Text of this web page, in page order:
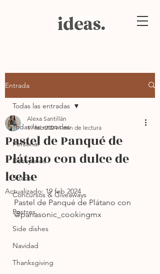
Entrada
Todas las entradas
Personal
Desayunos
Snacks
Concursos & Giveaways
Postres
Side dishes
Navidad
Thanksgiving
Todas las entradas
Pastel de Panqué de
Plátano con dulce de
leche
Alexa Santillán
19 feb 2024 1 min de lectura
Actualizado: 19 feb 2024
Pastel de Panqué de Plátano con
@panasonic_cookingmx